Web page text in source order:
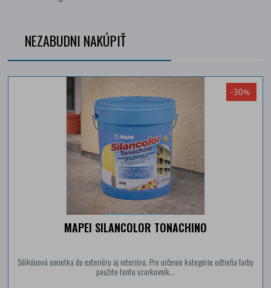
NEZABUDNI NAKÚPIŤ
MAPEI SILANCOLOR TONACHINO
Silikónová omietka do exteriéru aj interiéru. Pre určenie kategórie odtieňa farby
použite tento vzorkovník...
-30%